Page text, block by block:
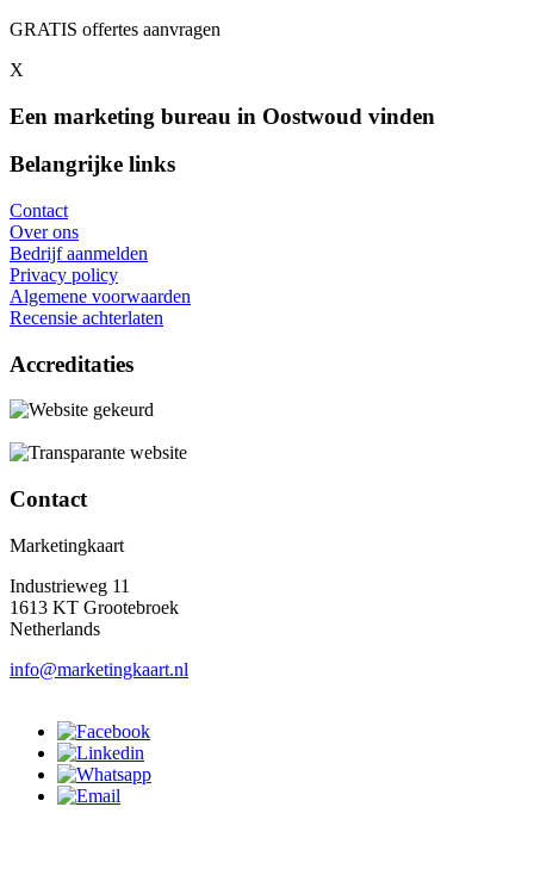
GRATIS offertes aanvragen
X
Een marketing bureau in Oostwoud vinden
Belangrijke links
Contact
Over ons
Bedrijf aanmelden
Privacy policy
Algemene voorwaarden
Recensie achterlaten
Accreditaties
Contact
Marketingkaart
Industrieweg 11
1613 KT Grootebroek
Netherlands
info@marketingkaart.nl